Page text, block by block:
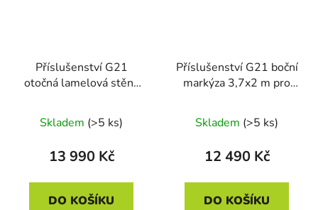
Příslušenství G21
otočná lamelová stěna
Austin
Skladem (>5 ks)
13 990 Kč
DO KOŠÍKU
Příslušenství G21 boční
markýza 3,7x2 m pro
Skladem (>5 ks)
12 490 Kč
DO KOŠÍKU